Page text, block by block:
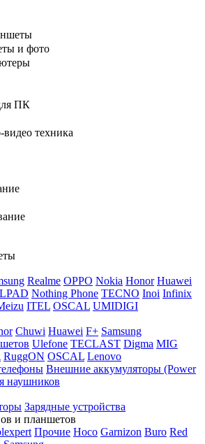
и фото
ПК
видео техника
Realme OPPO Nokia Honor Huawei
Nothing Phone TECNO Inoi Infinix
ITEL OSCAL UMIDIGI
Chuwi Huawei F+ Samsung
Ulefone TECLAST Digma MIG
RuggON OSCAL Lenovo
Внешние аккумуляторы (Power
наушников
Зарядные устройства
и планшетов
Прочие Hoco Garnizon Buro Red